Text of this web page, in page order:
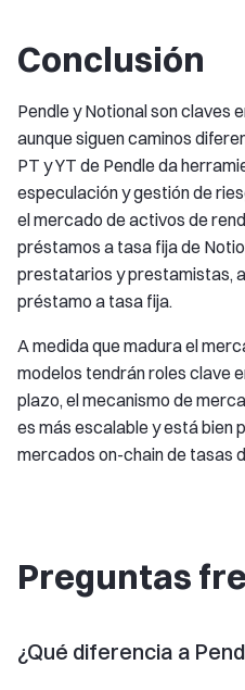
Conclusión
Pendle y Notional son claves
aunque siguen caminos
PT y YT de Pendle da
especulación y gestión de
el mercado de activos de
préstamos a tasa fija de
prestatarios y prestamistas,
préstamo a tasa fija.
A medida que madura el
modelos tendrán roles clave
plazo, el mecanismo de
es más escalable y está bien
mercados on-chain de tasas
Preguntas
¿Qué diferencia a